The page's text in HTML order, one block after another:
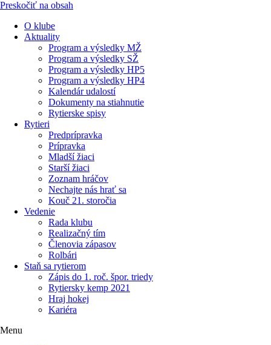
Preskočiť na obsah
O klube
Aktuality
Program a výsledky MŽ
Program a výsledky SŽ
Program a výsledky HP5
Program a výsledky HP4
Kalendár udalostí
Dokumenty na stiahnutie
Rytierske spisy
Rytieri
Predprípravka
Prípravka
Mladší žiaci
Starší žiaci
Zoznam hráčov
Nechajte nás hrať sa
Kouč 21. storočia
Vedenie
Rada klubu
Realizačný tím
Členovia zápasov
Rolbári
Staň sa rytierom
Zápis do 1. roč. špor. triedy
Rytiersky kemp 2021
Hraj hokej
Kariéra
Menu